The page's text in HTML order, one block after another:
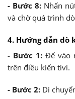
- Bước 8: Nhấn
và chờ quá trình
4. Hướng dẫn dò
- Bước 1:Để vào
trên điều kiển tivi.
- Bước 2: Di